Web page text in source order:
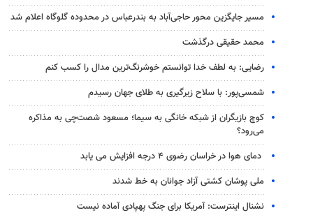
مسیر جایگزین محور حاجی‌آباد به بندرعباس در محدوده گلوگاه اعلام شد
محمد حقیقی درگذشت
رضایی: به لطف خدا توانستم خوشرنگ‌ترین مدال را کسب کنم
شمسی‌پور: با سلاح زیرگیری به طلای جهان رسیدم
کوچ بازیگران از شبکه خانگی به سیما؛ مسعود شصت‌چی به مذاکره
می‌رود؟
دمای هوا در خراسان رضوی ۴ درجه افزایش می یابد
ملی پوشان کشتی آزاد جوانان به خط شدند
نشنال اینترست: آمریکا برای جنگ پهپادی آماده نیست